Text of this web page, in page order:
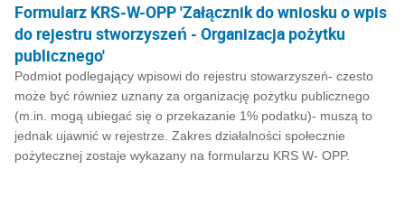
Formularz KRS-W-OPP 'Załącznik do wniosku o wpis
do rejestru stworzyszeń - Organizacja pożytku
publicznego'
Podmiot podlegający wpisowi do rejestru stowarzyszeń- czesto
może być równiez uznany za organizację pożytku publicznego
(m.in. mogą ubiegać się o przekazanie 1% podatku)- muszą to
jednak ujawnić w rejestrze. Zakres działalności społecznie
pożytecznej zostaje wykazany na formularzu KRS W- OPP.